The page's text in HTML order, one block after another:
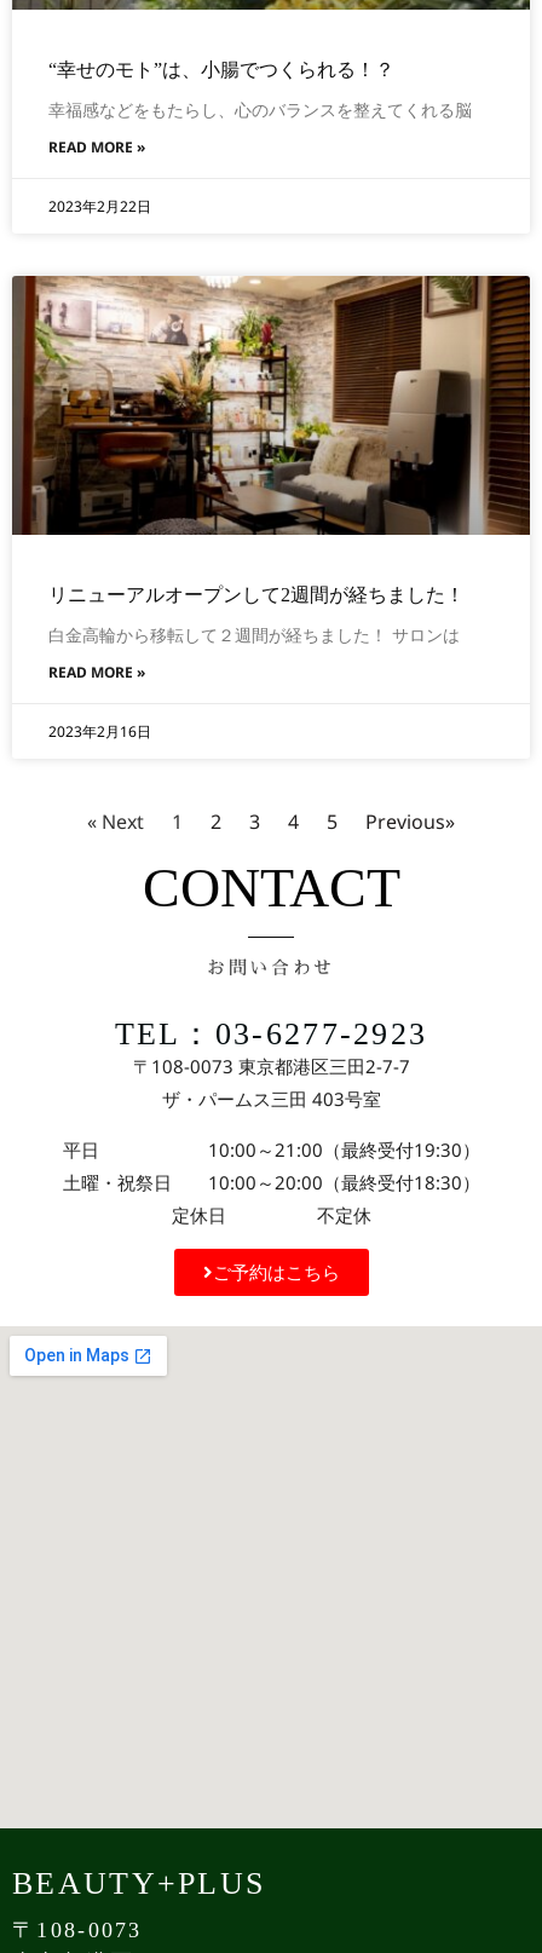
“幸せのモト”は、小腸でつくられる！？
幸福感などをもたらし、心のバランスを整えてくれる脳
READ MORE »
2023年2月22日
リニューアルオープンして2週間が経ちました！
白金高輪から移転して２週間が経ちました！ サロンは
READ MORE »
2023年2月16日
« Next 1 2 3 4 5 Previous»
CONTACT
お問い合わせ
TEL：03-6277-2923
〒108-0073 東京都港区三田2-7-7
ザ・パームス三田 403号室
平日 10:00～21:00（最終受付19:30）
土曜・祝祭日 10:00～20:00（最終受付18:30）
定休日 不定休
ご予約はこちら
BEAUTY+PLUS
〒108-0073